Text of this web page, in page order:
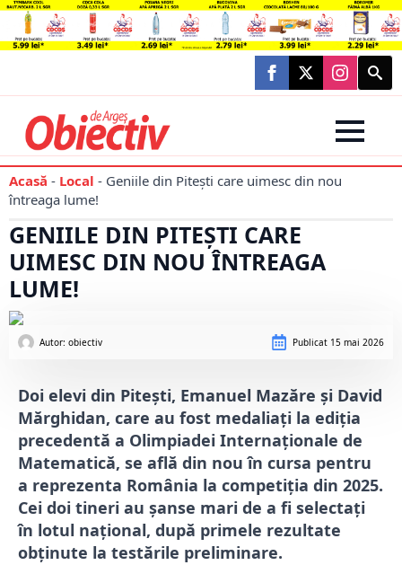
Search
for:
Acasă - Local - Geniile din Pitești care uimesc din nou
întreaga lume!
GENIILE DIN PITEȘTI CARE
UIMESC DIN NOU ÎNTREAGA
LUME!
Autor: obiectiv Publicat 15 mai 2026
Doi elevi din Pitești, Emanuel Mazăre și David
Mărghidan, care au fost medaliați la ediția
precedentă a Olimpiadei Internaționale de
Matematică, se află din nou în cursa pentru
a reprezenta România la competiția din 2025.
Cei doi tineri au șanse mari de a fi selectați
în lotul național, după primele rezultate
obținute la testările preliminare.